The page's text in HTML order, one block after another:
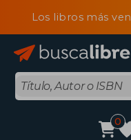
Los libros más
0